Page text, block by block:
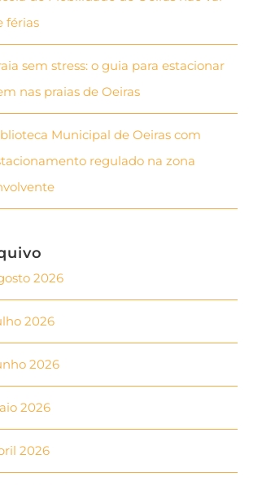
férias
sem stress: o guia para estacionar
nas praias de Oeiras
Municipal de Oeiras com
regulado na zona
2026
2026
2026
2026
2026